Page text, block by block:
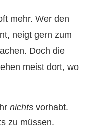
mehr. Wer den
neigt gern zum
Doch die
meist dort, wo
nichts vorhabt.
zu müssen.